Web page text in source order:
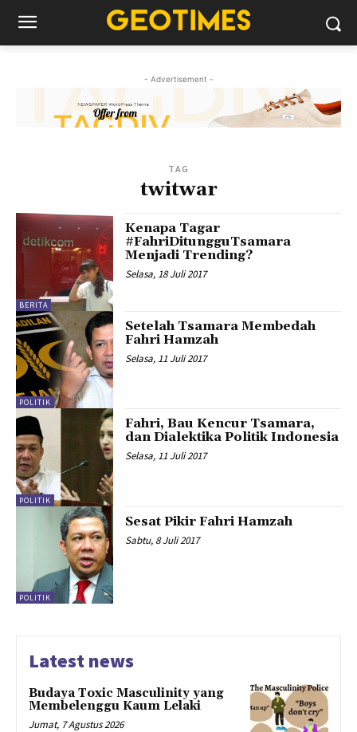
- Advertisement -
TAG
twitwar
BERITA
Kenapa Tagar
#FahriDitungguTsamara
Menjadi Trending?
Selasa, 18 Juli 2017
POLITIK
Setelah Tsamara Membedah
Fahri Hamzah
Selasa, 11 Juli 2017
POLITIK
Fahri, Bau Kencur Tsamara,
dan Dialektika Politik Indonesia
Selasa, 11 Juli 2017
POLITIK
Sesat Pikir Fahri Hamzah
Sabtu, 8 Juli 2017
Latest news
Budaya Toxic Masculinity yang
Membelenggu Kaum Lelaki
Jumat, 7 Agustus 2026